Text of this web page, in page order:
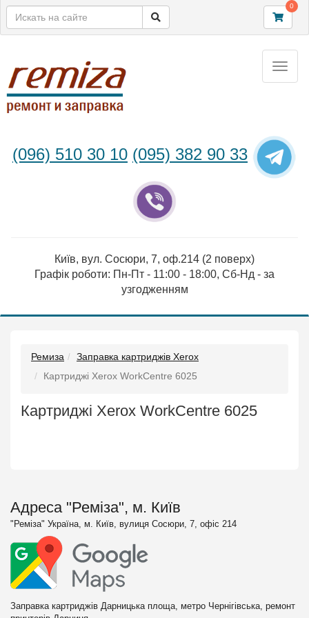
0
Toggle
(096) 510 30 10 (095) 382 90 33
Київ, вул. Сосюри, 7, оф.214 (2 поверх)
Графік роботи: Пн-Пт - 11:00 - 18:00, Сб-Нд - за
узгодженням
Ремиза
Заправка картриджів Xerox
Картриджі Xerox WorkCentre 6025
Картриджі Xerox WorkCentre 6025
Адреса "Реміза", м. Київ
"Реміза" Україна, м. Київ, вулиця Сосюри, 7, офіс 214
Заправка картриджів Дарницька площа, метро Чернігівська, ремонт